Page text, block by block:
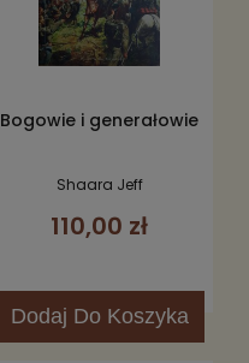
Bogowie i generałowie
Shaara Jeff
110,00 zł
Dodaj Do Koszyka